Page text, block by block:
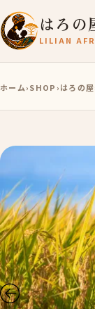
はろの
LILIAN
ホーム›SHOP ›はろの屋